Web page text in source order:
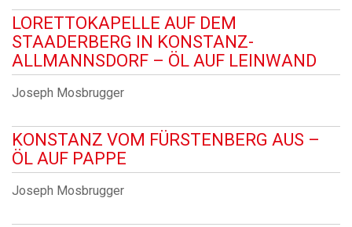
LORETTOKAPELLE AUF DEM
STAADERBERG IN KONSTANZ-
ALLMANNSDORF – ÖL AUF LEINWAND
Joseph Mosbrugger
KONSTANZ VOM FÜRSTENBERG AUS –
ÖL AUF PAPPE
Joseph Mosbrugger